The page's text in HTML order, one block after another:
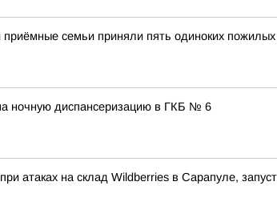
семьи приняли пять одиноких
ночную диспансеризацию в ГКБ № 6
атаках на склад Wildberries в Сарапуле,